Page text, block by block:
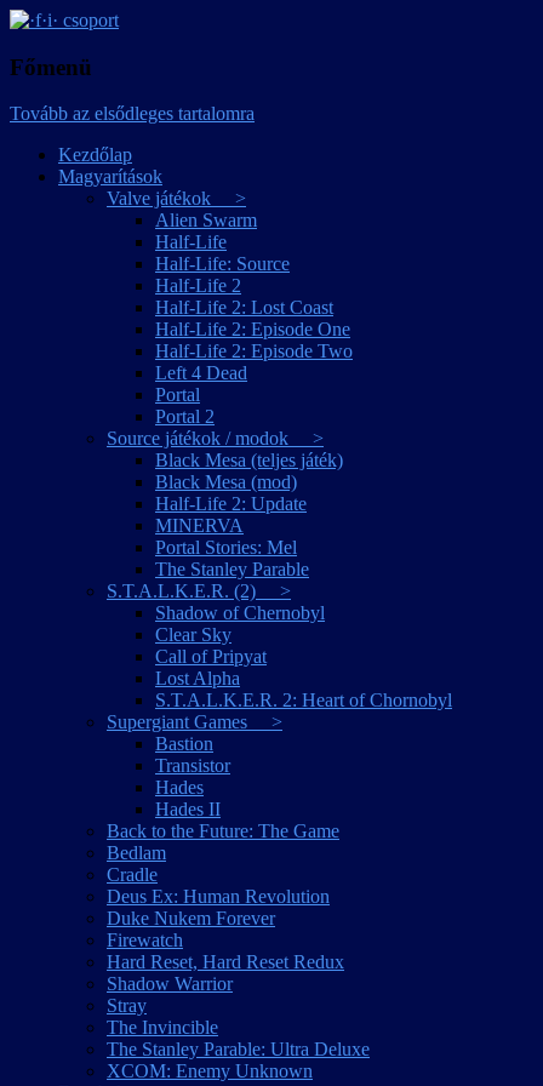
·f·i· csoport
Főmenü
Tovább az elsődleges tartalomra
Kezdőlap
Magyarítások
Valve játékok >
Alien Swarm
Half-Life
Half-Life: Source
Half-Life 2
Half-Life 2: Lost Coast
Half-Life 2: Episode One
Half-Life 2: Episode Two
Left 4 Dead
Portal
Portal 2
Source játékok / modok >
Black Mesa (teljes játék)
Black Mesa (mod)
Half-Life 2: Update
MINERVA
Portal Stories: Mel
The Stanley Parable
S.T.A.L.K.E.R. (2) >
Shadow of Chernobyl
Clear Sky
Call of Pripyat
Lost Alpha
S.T.A.L.K.E.R. 2: Heart of Chornobyl
Supergiant Games >
Bastion
Transistor
Hades
Hades II
Back to the Future: The Game
Bedlam
Cradle
Deus Ex: Human Revolution
Duke Nukem Forever
Firewatch
Hard Reset, Hard Reset Redux
Shadow Warrior
Stray
The Invincible
The Stanley Parable: Ultra Deluxe
XCOM: Enemy Unknown